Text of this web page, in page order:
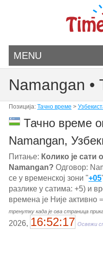
MENU
Namangan •
Позиција: Тачно време >
Тачно време
Namangan,
Питање: Колико је сати
Namangan? Одговор:
се у временској зони "+05
разлике у сатима: +5) и
времена је Није активно
тренутку када је ова страница
2026, 16:52:17 Освежи